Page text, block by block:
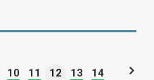
10 11 12 13 14